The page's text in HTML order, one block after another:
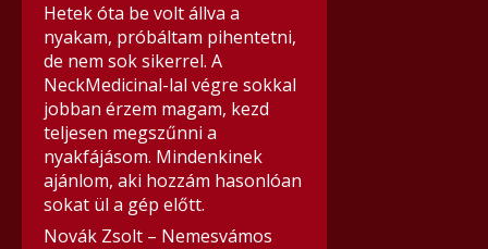
Hetek óta be volt állva a
nyakam, próbáltam pihentetni,
de nem sok sikerrel. A
NeckMedicinal-lal végre sokkal
jobban érzem magam, kezd
teljesen megszűnni a
nyakfájásom. Mindenkinek
ajánlom, aki hozzám hasonlóan
sokat ül a gép előtt.
Novák Zsolt – Nemesvámos